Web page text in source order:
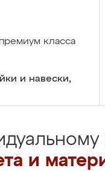
класса
и навески,
и